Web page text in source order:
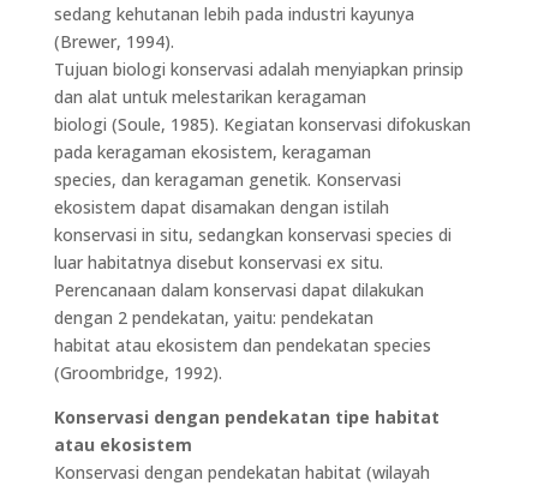
sedang kehutanan lebih pada industri kayunya
(Brewer, 1994).
Tujuan biologi konservasi adalah menyiapkan prinsip
dan alat untuk melestarikan keragaman
biologi (Soule, 1985). Kegiatan konservasi difokuskan
pada keragaman ekosistem, keragaman
species, dan keragaman genetik. Konservasi
ekosistem dapat disamakan dengan istilah
konservasi in situ, sedangkan konservasi species di
luar habitatnya disebut konservasi ex situ.
Perencanaan dalam konservasi dapat dilakukan
dengan 2 pendekatan, yaitu: pendekatan
habitat atau ekosistem dan pendekatan species
(Groombridge, 1992).
Konservasi dengan pendekatan tipe habitat
atau ekosistem
Konservasi dengan pendekatan habitat (wilayah